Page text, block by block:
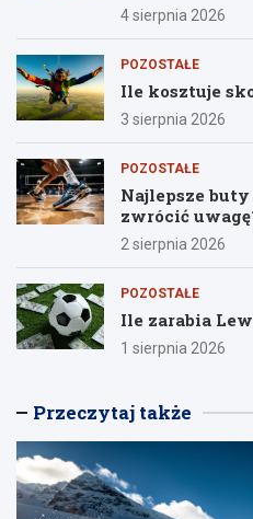
4 sierpnia 2026
POZOSTAŁE
Ile kosztuje
3 sierpnia 2026
POZOSTAŁE
Najlepsze
zwrócić
2 sierpnia 2026
POZOSTAŁE
Ile zarabia
1 sierpnia 2026
Przeczytaj także